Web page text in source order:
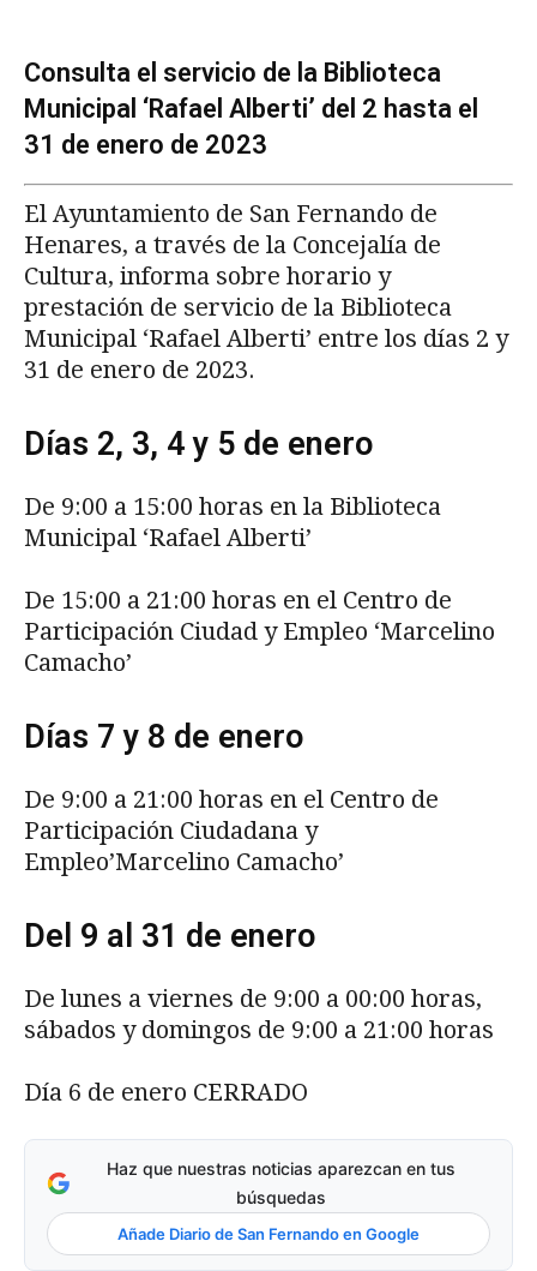
Consulta el servicio de la Biblioteca
Municipal ‘Rafael Alberti’ del 2 hasta el
31 de enero de 2023
El Ayuntamiento de San Fernando de
Henares, a través de la Concejalía de
Cultura, informa sobre horario y
prestación de servicio de la Biblioteca
Municipal ‘Rafael Alberti’ entre los días 2 y
31 de enero de 2023.
Días 2, 3, 4 y 5 de enero
De 9:00 a 15:00 horas en la Biblioteca
Municipal ‘Rafael Alberti’
De 15:00 a 21:00 horas en el Centro de
Participación Ciudad y Empleo ‘Marcelino
Camacho’
Días 7 y 8 de enero
De 9:00 a 21:00 horas en el Centro de
Participación Ciudadana y
Empleo’Marcelino Camacho’
Del 9 al 31 de enero
De lunes a viernes de 9:00 a 00:00 horas,
sábados y domingos de 9:00 a 21:00 horas
Día 6 de enero CERRADO
Haz que nuestras noticias aparezcan en tus
búsquedas
Añade Diario de San Fernando en Google